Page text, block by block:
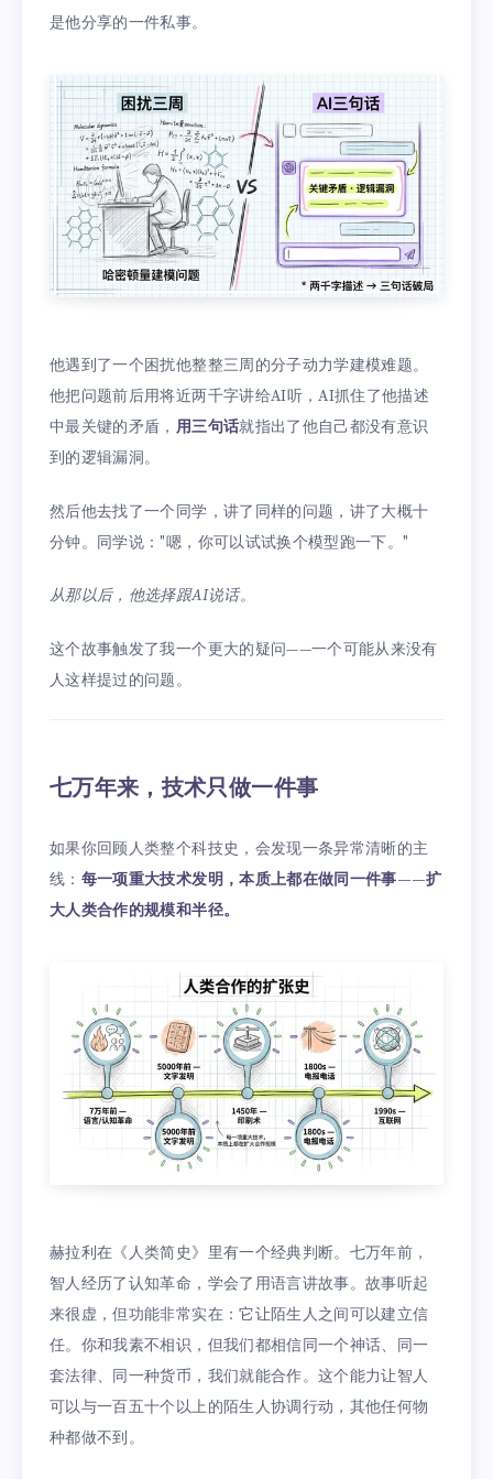
是他分享的一件私事。
他遇到了一个困扰他整整三周的分子动力学建模难题。
他把问题前后用将近两千字讲给AI听，AI抓住了他描述
中最关键的矛盾， 用三句话就指出了他自己都没有意识
到的逻辑漏洞。
然后他去找了一个同学，讲了同样的问题，讲了大概十
分钟。同学说："嗯，你可以试试换个模型跑一下。"
从那以后，他选择跟AI说话。
这个故事触发了我一个更大的疑问——一个可能从来没有
人这样提过的问题。
七万年来，技术只做一件事
如果你回顾人类整个科技史，会发现一条异常清晰的主
线： 每一项重大技术发明，本质上都在做同一件事——扩
大人类合作的规模和半径。
赫拉利在《人类简史》里有一个经典判断。七万年前，
智人经历了认知革命，学会了用语言讲故事。故事听起
来很虚，但功能非常实在：它让陌生人之间可以建立信
任。你和我素不相识，但我们都相信同一个神话、同一
套法律、同一种货币，我们就能合作。这个能力让智人
可以与一百五十个以上的陌生人协调行动，其他任何物
种都做不到。